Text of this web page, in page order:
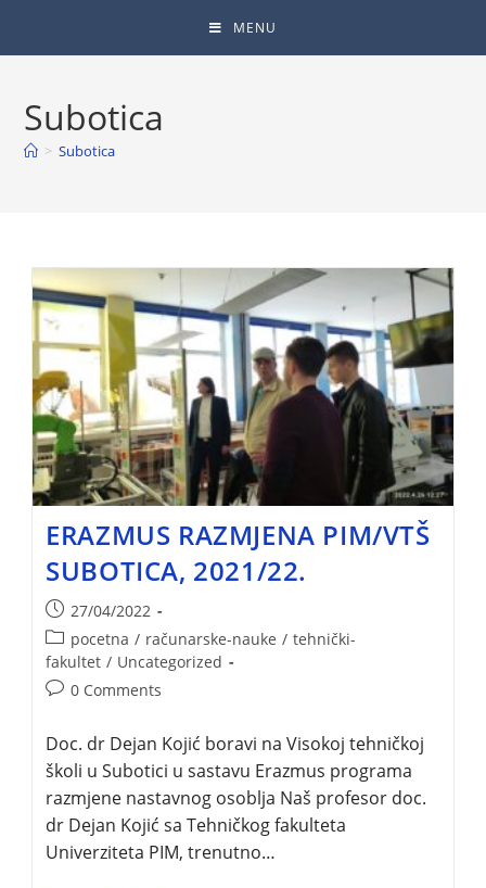
MENU
Subotica
> Subotica
ERAZMUS RAZMJENA PIM/VTŠ
SUBOTICA, 2021/22.
27/04/2022
pocetna / računarske-nauke / tehnički-
fakultet / Uncategorized
0 Comments
Doc. dr Dejan Kojić boravi na Visokoj tehničkoj
školi u Subotici u sastavu Erazmus programa
razmjene nastavnog osoblja Naš profesor doc.
dr Dejan Kojić sa Tehničkog fakulteta
Univerziteta PIM, trenutno…